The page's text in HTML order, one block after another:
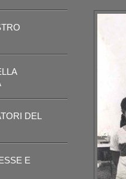
DEL
E